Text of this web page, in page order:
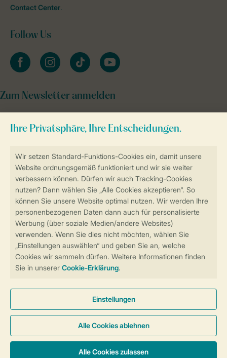
Sicherstellung Deiner Privatsphäre
Sicher und schnell zur Online-Buchung
Sichere Datenübertragung
Sicheres Bezahlen
Contact Center.
Follow Us
facebookinstagramtiktok youtube
Zum Newsletter anmelden
Cookies und Banner
Barrierefreiheit
© 2026 Landal GreenParks GmbH